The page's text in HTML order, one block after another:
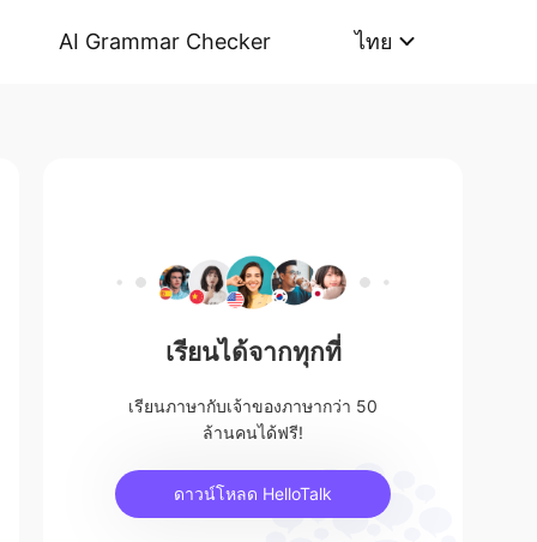
AI Grammar Checker ไทย
เรียนได้จากทุกที่
เรียนภาษากับเจ้าของภาษากว่า 50
ล้านคนได้ฟรี!
ดาวน์โหลด HelloTalk